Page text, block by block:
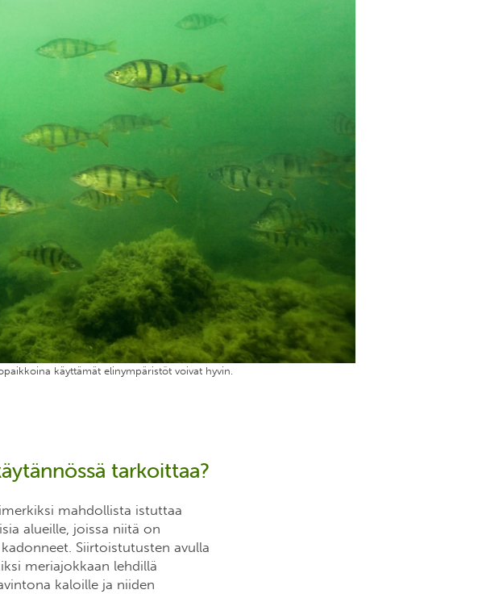
käyttämät elinympäristöt voivat hyvin.
tarkoittaa?
mahdollista istuttaa
alueille, joissa niitä on
Siirtoistutusten avulla
meriajokkaan lehdillä
kaloille ja niiden